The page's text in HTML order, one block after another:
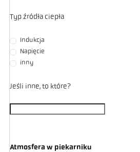
Typ źródła ciepła
Indukcja
Napięcie
inny
Jeśli inne, to które?
Atmosfera w piekarniku